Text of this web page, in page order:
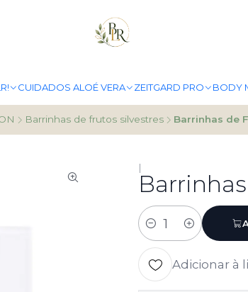
CUIDADOS ALOÉ VERA ZEITGARD PRO BODY
PORTES GRÁTIS A PARTIR DE 49.90€
Barrinhas de frutos silvestres Barrinhas de
|
Quantidade
Adicionar à